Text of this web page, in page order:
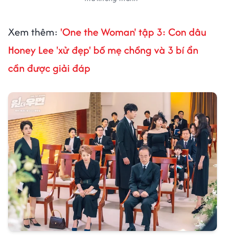
Xem thêm: 'One the Woman' tập 3: Con dâu
Honey Lee 'xử đẹp' bố mẹ chồng và 3 bí ẩn
cần được giải đáp